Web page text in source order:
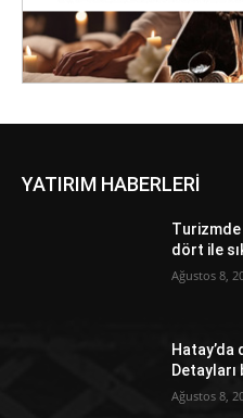
YATIRIM HABERLERİ
Turizmde
dört ile
Ağustos 8,
Ağustos 8,